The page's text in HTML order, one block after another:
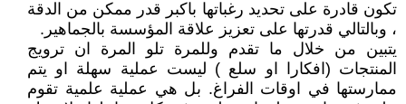
تكون قادرة على تحديد رغباتها باكبر قدر ممكن من الدقة
، وبالتالي قدرتها على تعزيز علاقة المؤسسة بالجماهير.
يتبين من خلال ما تقدم وللمرة تلو المرة ان ترويج
المنتجات (افكارا او سلع ) ليست عملية سهلة او يتم
ممارستها في اوقات الفراغ. بل هي عملية علمية تقوم